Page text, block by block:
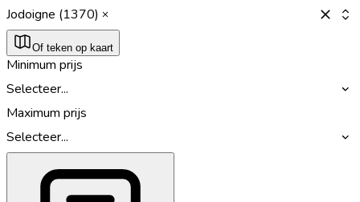
Jodoigne (1370)
Of teken op kaart
Minimum prijs
Selecteer...
Maximum prijs
Selecteer...